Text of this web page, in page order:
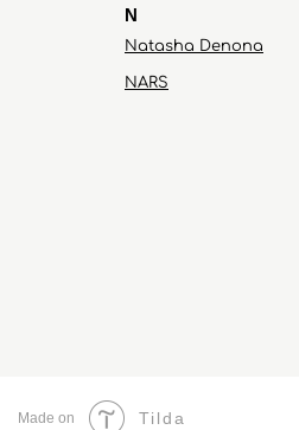
NARS
Natasha Denona
N
Made on Tilda